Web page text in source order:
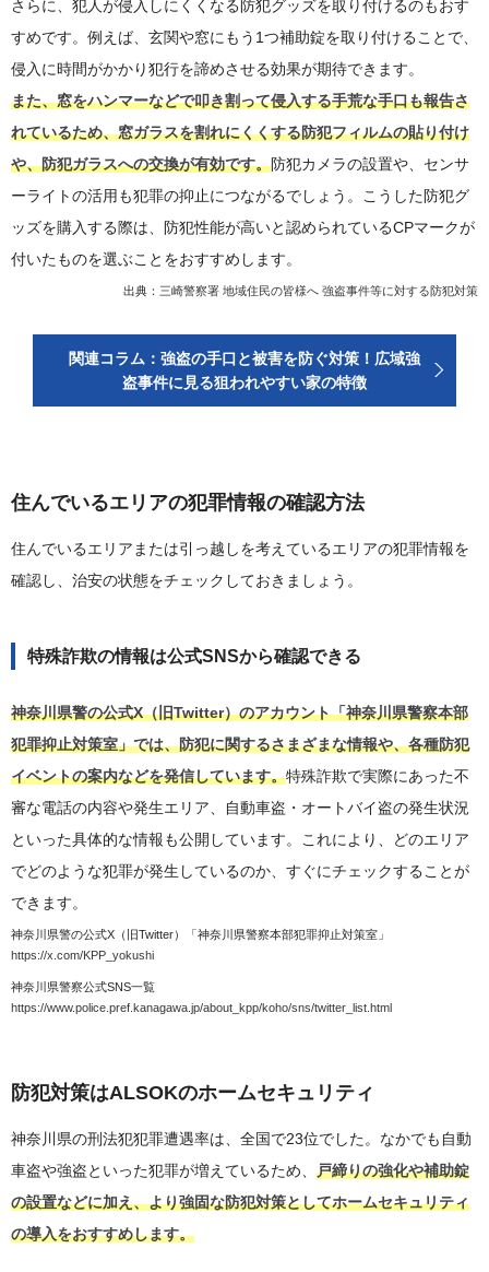
さらに、犯人が侵入しにくくなる防犯グッズを取り付けるのもおす
すめです。例えば、玄関や窓にもう1つ補助錠を取り付けることで、
侵入に時間がかかり犯行を諦めさせる効果が期待できます。
また、窓をハンマーなどで叩き割って侵入する手荒な手口も報告さ
れているため、窓ガラスを割れにくくする防犯フィルムの貼り付け
や、防犯ガラスへの交換が有効です。防犯カメラの設置や、センサ
ーライトの活用も犯罪の抑止につながるでしょう。こうした防犯グ
ッズを購入する際は、防犯性能が高いと認められているCPマークが
付いたものを選ぶことをおすすめします。
出典： 三崎警察署 地域住民の皆様へ 強盗事件等に対する防犯対策
関連コラム：強盗の手口と被害を防ぐ対策！広域強
盗事件に見る狙われやすい家の特徴
住んでいるエリアの犯罪情報の確認方法
住んでいるエリアまたは引っ越しを考えているエリアの犯罪情報を
確認し、治安の状態をチェックしておきましょう。
特殊詐欺の情報は公式SNSから確認できる
神奈川県警の公式X（旧Twitter）のアカウント「神奈川県警察本部
犯罪抑止対策室」では、防犯に関するさまざまな情報や、各種防犯
イベントの案内などを発信しています。特殊詐欺で実際にあった不
審な電話の内容や発生エリア、自動車盗・オートバイ盗の発生状況
といった具体的な情報も公開しています。これにより、どのエリア
でどのような犯罪が発生しているのか、すぐにチェックすることが
できます。
神奈川県警の公式X（旧Twitter）「神奈川県警察本部犯罪抑止対策室」
https://x.com/KPP_yokushi
神奈川県警察公式SNS一覧
https://www.police.pref.kanagawa.jp/about_kpp/koho/sns/twitter_list.html
防犯対策はALSOKのホームセキュリティ
神奈川県の刑法犯犯罪遭遇率は、全国で23位でした。なかでも自動
車盗や強盗といった犯罪が増えているため、 戸締りの強化や補助錠
の設置などに加え、より強固な防犯対策としてホームセキュリティ
の導入をおすすめします。